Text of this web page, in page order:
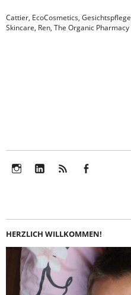
Cattier, EcoCosmetics, Gesichtspflege
Skincare, Ren, The Organic Pharmacy
HERZLICH WILLKOMMEN!